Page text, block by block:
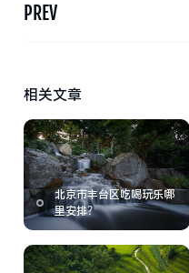
PREV
相关文章
北京市丰台区吃喝玩乐哪
里安排？